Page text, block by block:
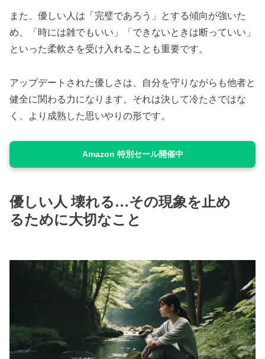
また、優しい人は「完璧であろう」とする傾向が強いた
め、「時には雑でもいい」「できないときは断っていい」
といった柔軟さを受け入れることも重要です。
アップデートされた優しさは、自分を守りながらも他者と
健全に関わる力になります。それは決して冷たさではな
く、より成熟した思いやりの形です。
Amazon 特別セール開催中
優しい人 壊れる…その現象を止め
るために大切なこと